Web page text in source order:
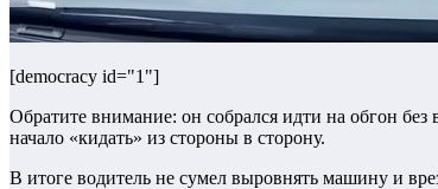
[democracy id="1"]
Обратите внимание: он собрался идти на обгон без
начало «кидать» из стороны в сторону.
В итоге водитель не сумел выровнять машину и